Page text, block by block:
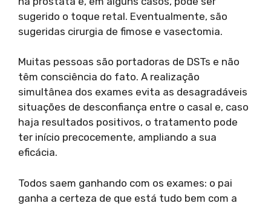
sugerido o toque retal. Eventualmente, são
sugeridas cirurgia de fimose e vasectomia.
Muitas pessoas são portadoras de DSTs e não
têm consciência do fato. A realização
simultânea dos exames evita as desagradáveis
situações de desconfiança entre o casal e, caso
haja resultados positivos, o tratamento pode
ter início precocemente, ampliando a sua
eficácia.
Todos saem ganhando com os exames: o pai
ganha a certeza de que está tudo bem com a